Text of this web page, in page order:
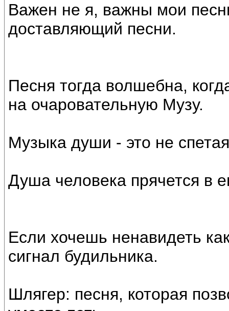
Важен не я, важны мои
доставляющий песни.
Песня тогда волшебна,
на очаровательную Музу.
Музыка души - это не
Душа человека прячется в
Если хочешь ненавидеть
сигнал будильника.
Шлягер: песня, которая